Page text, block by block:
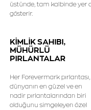
üstünde, tam kalbinde yer
gösterir.
KİMLİK SAHIBI,
MÜHÜRLÜ
PIRLANTALAR
Her Forevermark pırlantası,
dünyanın en güzel ve en
nadir pırlantalarından biri
olduğunu simgeleyen özel